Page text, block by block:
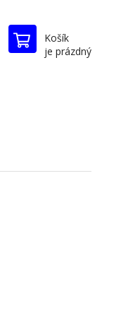
Košík
je prázdný